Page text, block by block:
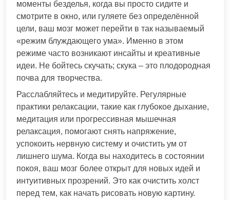
моменты безделья, когда вы просто сидите и
смотрите в окно, или гуляете без определённой
цели, ваш мозг может перейти в так называемый
«режим блуждающего ума». Именно в этом
режиме часто возникают инсайты и креативные
идеи. Не бойтесь скучать; скука – это плодородная
почва для творчества.
Расслабляйтесь и медитируйте. Регулярные
практики релаксации, такие как глубокое дыхание,
медитация или прогрессивная мышечная
релаксация, помогают снять напряжение,
успокоить нервную систему и очистить ум от
лишнего шума. Когда вы находитесь в состоянии
покоя, ваш мозг более открыт для новых идей и
интуитивных прозрений. Это как очистить холст
перед тем, как начать рисовать новую картину.